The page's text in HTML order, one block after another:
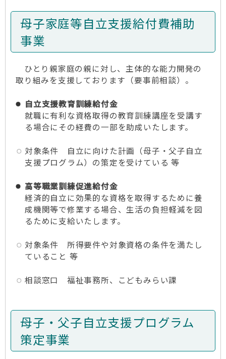
母子家庭等自立支援給付費補助
事業
ひとり親家庭の親に対し、主体的な能力開発の
取り組みを支援しております（要事前相談）。
自立支援教育訓練給付金
就職に有利な資格取得の教育訓練講座を受講す
る場合にその経費の一部を助成いたします。
対象条件 自立に向けた計画（母子・父子自立
支援プログラム）の策定を受けている 等
高等職業訓練促進給付金
経済的自立に効果的な資格を取得するために養
成機関等で修業する場合、生活の負担軽減を図
るために支給いたします。
対象条件 所得要件や対象資格の条件を満たし
ていること 等
相談窓口 福祉事務所、こどもみらい課
母子・父子自立支援プログラム
策定事業